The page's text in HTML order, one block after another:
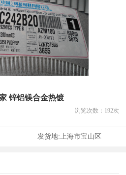
锌铝镁合金热镀
浏览次数： 192次
发货地: 上海市宝山区